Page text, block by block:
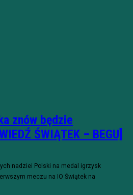
znów będzie
ŚWIĄTEK – BEGU]
nadziei Polski na medal igrzysk
meczu na IO Świątek na